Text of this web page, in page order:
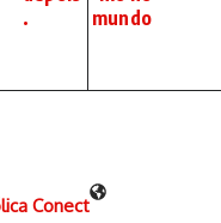
.
mundo
Conect